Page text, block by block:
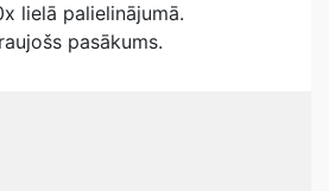
lielā palielinājumā.
pasākums.